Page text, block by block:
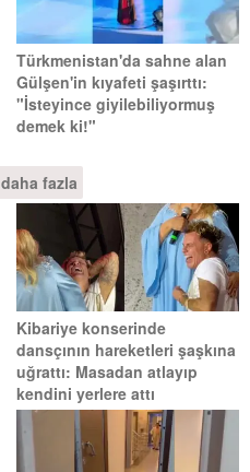
Türkmenistan'da sahne alan
Gülşen'in kıyafeti şaşırttı:
"İsteyince giyilebiliyormuş
demek ki!"
daha fazla
Kibariye konserinde
dansçının hareketleri şaşkına
uğrattı: Masadan atlayıp
kendini yerlere attı